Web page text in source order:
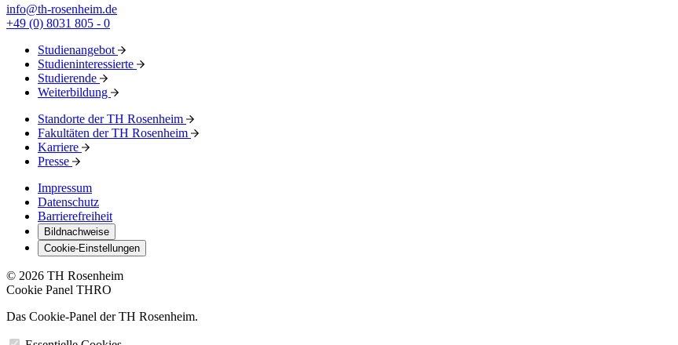
info@th-rosenheim.de
+49 (0) 8031 805 - 0
Studienangebot
Studieninteressierte
Studierende
Weiterbildung
Standorte der TH Rosenheim
Fakultäten der TH Rosenheim
Karriere
Presse
Impressum
Datenschutz
Barrierefreiheit
Bildnachweise
Cookie-Einstellungen
© 2026 TH Rosenheim
Cookie Panel THRO
Das Cookie-Panel der TH Rosenheim.